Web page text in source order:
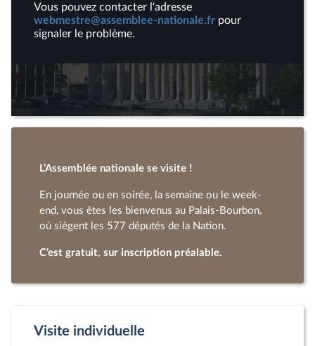
Lire
la
vidéo
Vous pouvez contacter l'adresse
webmestre@assemblee-nationale.fr pour
signaler le problème.
L’Assemblée nationale se visite !
En journée ou en soirée, la semaine ou le week-
end, vous êtes les bienvenus au Palais-Bourbon,
où siègent les 577 députés de la Nation.
C’est gratuit, sur inscription préalable.
Visite individuelle